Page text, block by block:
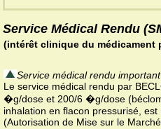
Service Médical Rendu
(intérêt clinique du médicament
Service médical rendu important
Le service médical rendu par
�g/dose et 200/6 �g/dose
inhalation en flacon pressurisé,
(Autorisation de Mise sur le